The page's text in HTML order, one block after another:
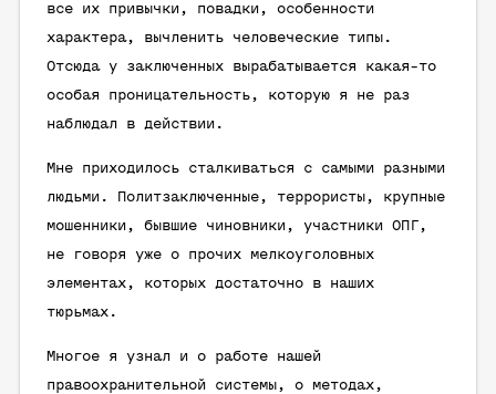
все их привычки, повадки, особенности
характера, вычленить человеческие типы.
Отсюда у заключенных вырабатывается какая-то
особая проницательность, которую я не раз
наблюдал в действии.
Мне приходилось сталкиваться с самыми разными
людьми. Политзаключенные, террористы, крупные
мошенники, бывшие чиновники, участники ОПГ,
не говоря уже о прочих мелкоуголовных
элементах, которых достаточно в наших
тюрьмах.
Многое я узнал и о работе нашей
правоохранительной системы, о методах,